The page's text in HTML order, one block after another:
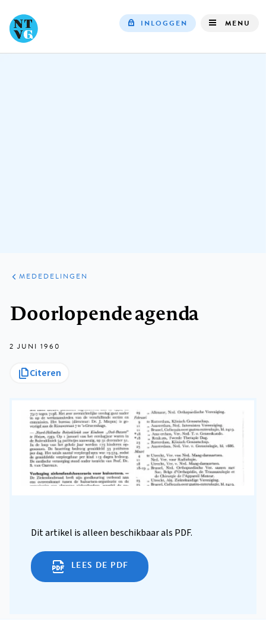
INLOGGEN MENU
ARTIKELEN
VARIA
MEDEDELINGEN
Doorlopende agenda
2 JUNI 1960
Citeren
Dit artikel is alleen beschikbaar als PDF.
LEES DE PDF